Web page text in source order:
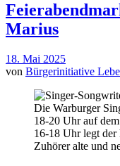
Marius
18. Mai 2025
von Bürgerinitiative
Die Warburger
18-20 Uhr auf
16-18 Uhr legt
Zuhörer alte und